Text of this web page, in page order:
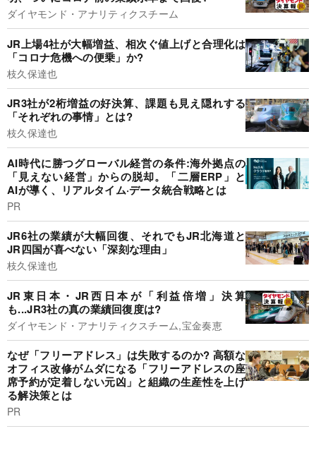
ダイヤモンド・アナリティクスチーム
JR上場4社が大幅増益、相次ぐ値上げと合理化は
「コロナ危機への便乗」か?
枝久保達也
JR3社が2桁増益の好決算、課題も見え隠れする
「それぞれの事情」とは?
枝久保達也
AI時代に勝つグローバル経営の条件:海外拠点の
「見えない経営」からの脱却。「二層ERP」と
AIが導く、リアルタイム·データ統合戦略とは
PR
JR6社の業績が大幅回復、それでもJR北海道と
JR四国が喜べない「深刻な理由」
枝久保達也
JR東日本・JR西日本が「利益倍増」決算
も...JR3社の真の業績回復度は?
ダイヤモンド・アナリティクスチーム,宝金奏恵
なぜ「フリーアドレス」は失敗するのか? 高額な
オフィス改修がムダになる「フリーアドレスの座
席予約が定着しない元凶」と組織の生産性を上げ
る解決策とは
PR